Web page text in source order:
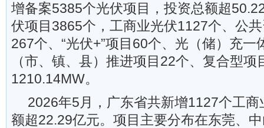
增备案5385个光伏项目，投资总额超
伏项目3865个，工商业光伏1127个、公
267个、“光伏+”项目60个、光（储）充一
（市、镇、县）推进项目22个、复合型
1210.14MW。
2026年5月，广东省共新增1127个工
额超22.29亿元。项目主要分布在东莞、